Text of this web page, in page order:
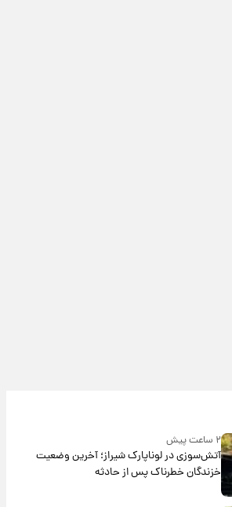
۲ ساعت پیش
آتش‌سوزی در لوناپارک شیراز؛ آخرین وضعیت
خزندگان خطرناک پس از حادثه